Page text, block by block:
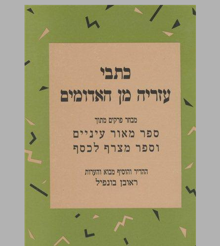
כתבי עזריה מן האדומים מבחר פרקים מתוך ספר מאור עיניים וספר מצרף לכסף ... 0